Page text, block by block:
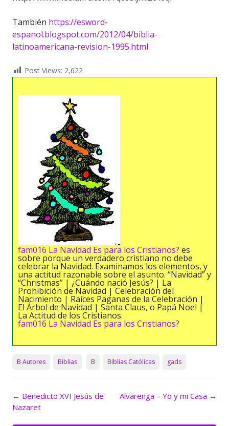
También https://esword-
espanol.blogspot.com/2012/04/biblia-
latinoamericana-revision-1995.html
Post Views: 2,622
fam016 La Navidad Es para los Cristianos? es
sobre porque un verdadero cristiano no debe
celebrar la Navidad. Examinamos los elementos, y
una actitud razonable sobre el asunto. “Navidad” y
“Christmas” | ¿Cuándo nació Jesús? | La
Prohibición de Navidad | Celebración del
Nacimiento | Raíces Paganas de la Celebración |
El Árbol de Navidad | Santa Claus, o Papá Noel |
La Actitud de los Cristianos.
fam016 La Navidad Es para los Cristianos?
B Autores Biblias B Biblias Católicas gads
Navegación
de
← Benedicto XVI Jesús de
Nazaret
Alvarenga – Yo y mi Casa →